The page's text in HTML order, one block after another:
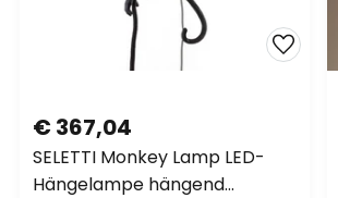
€ 367,04
SELETTI Monkey Lamp LED-
Hängelampe hängend